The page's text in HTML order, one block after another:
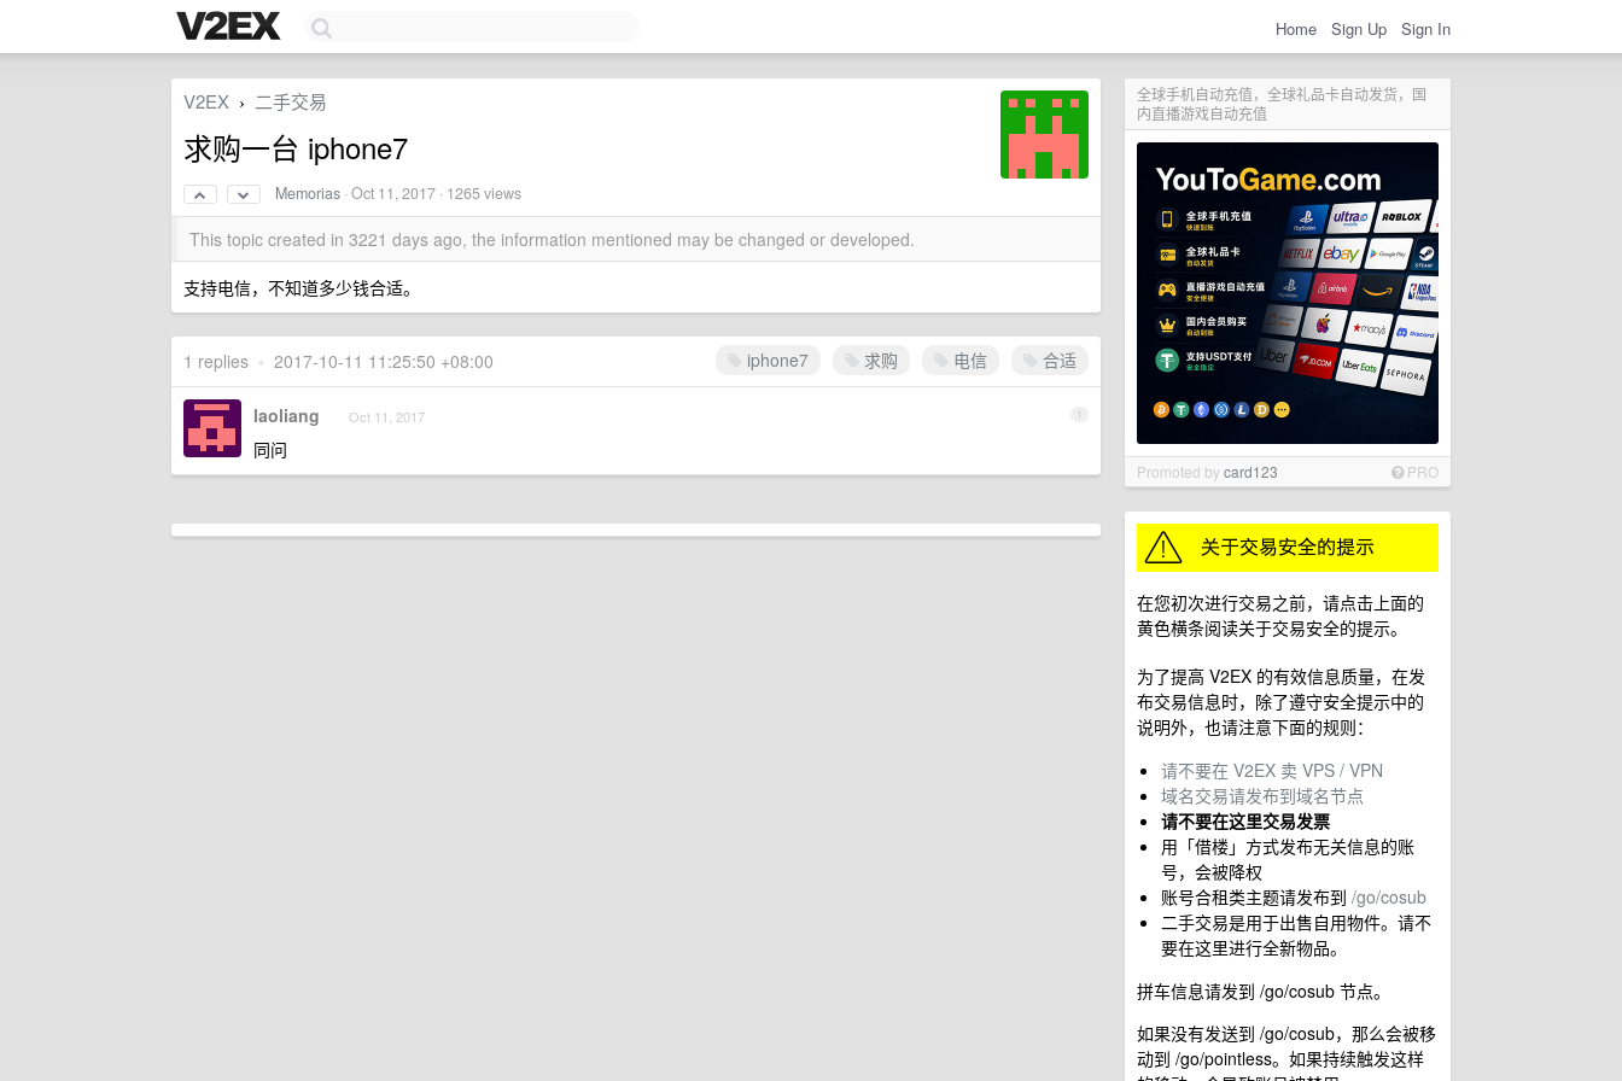
Home Sign Up Sign In
全球手机自动充值，全球礼品卡自动发货，国
内直播游戏自动充值
Promoted bycard123 PRO
在您初次进行交易之前，请点击上面的
黄色横条阅读关于交易安全的提示。
为了提高 V2EX 的有效信息质量，在发
布交易信息时，除了遵守安全提示中的
说明外，也请注意下面的规则：
请不要在 V2EX 卖 VPS / VPN
域名交易请发布到域名节点
请不要在这里交易发票
用「借楼」方式发布无关信息的账
号，会被降权
账号合租类主题请发布到 /go/cosub
二手交易是用于出售自用物件。请不
要在这里进行全新物品。
拼车信息请发到 /go/cosub 节点。
如果没有发送到 /go/cosub，那么会被移
动到 /go/pointless。如果持续触发这样
V2EX › 二手交易
求购一台 iphone7
Memorias ·Oct 11, 2017 · 1265 views
This topic created in 3221 days ago, the information mentioned may be changed or developed.
支持电信，不知道多少钱合适。
iphone7 求购 电信 合适
1 replies • 2017-10-11 11:25:50 +08:00
1
laoliang Oct 11, 2017
同问